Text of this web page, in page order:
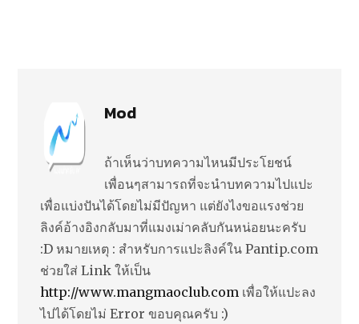
Mod
ถ้าเห็นว่าบทความไหนมีประโยชน์
เพื่อนๆสามารถที่จะนำบทความไปแปะ
เพื่อแบ่งปันได้โดยไม่มีปัญหา แต่ยังไงขอแรงช่วย
ลิงค์อ้างอิงกลับมาที่แมงเม่าคลับกันหน่อยนะครับ
:D หมายเหตุ : สำหรับการแปะลิงค์ใน Pantip.com
ช่วยใส่ Link ให้เป็น
http://www.mangmaoclub.com เพื่อให้แปะลง
ไปได้โดยไม่ Error ขอบคุณครับ :)